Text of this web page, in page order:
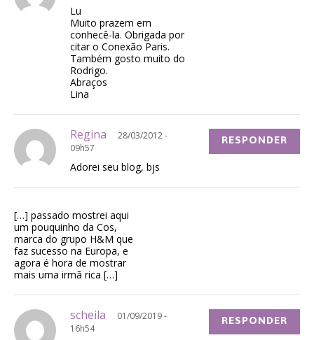
Lu
Muito prazem em
conhecê-la. Obrigada por
citar o Conexão Paris.
Também gosto muito do
Rodrigo.
Abraços
Lina
Regina
28/03/2012 -
09h57
Adorei seu blog, bjs
RESPONDER
[…] passado mostrei aqui
um pouquinho da Cos,
marca do grupo H&M que
faz sucesso na Europa, e
agora é hora de mostrar
mais uma irmã rica […]
scheila
01/09/2019 -
16h54
RESPONDER